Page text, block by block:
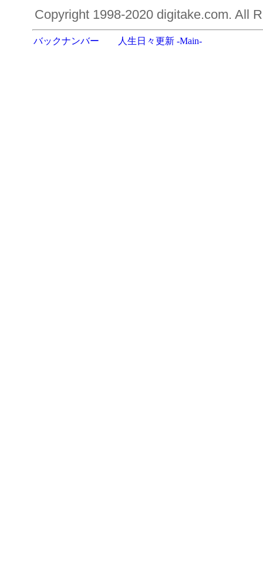
Copyright 1998-2020 digitake.com. All
バックナンバー 人生日々更新 -Main-